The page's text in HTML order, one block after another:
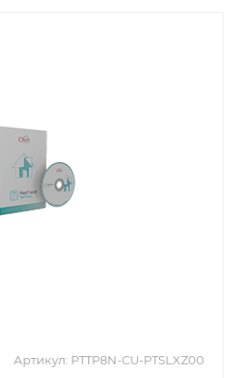
Артикул: PTTP8N-CU-PTSLXZ00